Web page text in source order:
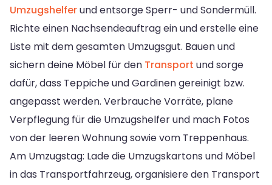
Umzugshelferund entsorge Sperr- und Sondermüll.
Richte einen Nachsendeauftrag ein und erstelle eine
Liste mit dem gesamten Umzugsgut. Bauen und
sichern deine Möbel für den Transport und sorge
dafür, dass Teppiche und Gardinen gereinigt bzw.
angepasst werden. Verbrauche Vorräte, plane
Verpflegung für die Umzugshelfer und mach Fotos
von der leeren Wohnung sowie vom Treppenhaus.
Am Umzugstag: Lade die Umzugskartons und Möbel
in das Transportfahrzeug, organisiere den Transport